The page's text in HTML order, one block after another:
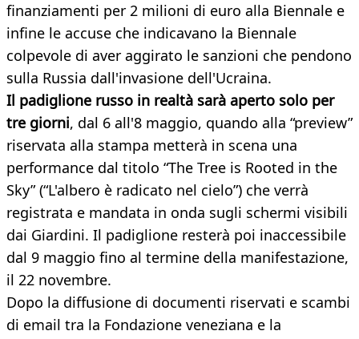
finanziamenti per 2 milioni di euro alla Biennale e
infine le accuse che indicavano la Biennale
colpevole di aver aggirato le sanzioni che pendono
sulla Russia dall'invasione dell'Ucraina.
Il padiglione russo in realtà sarà aperto solo per
tre giorni, dal 6 all'8 maggio, quando alla “preview”
riservata alla stampa metterà in scena una
performance dal titolo “The Tree is Rooted in the
Sky” (“L'albero è radicato nel cielo”) che verrà
registrata e mandata in onda sugli schermi visibili
dai Giardini. Il padiglione resterà poi inaccessibile
dal 9 maggio fino al termine della manifestazione,
il 22 novembre.
Dopo la diffusione di documenti riservati e scambi
di email tra la Fondazione veneziana e la